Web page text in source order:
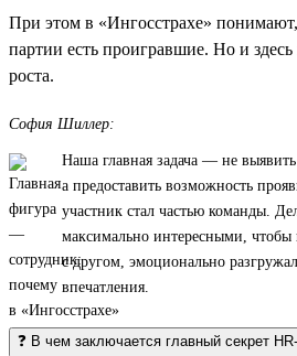
При этом в «Ингосстрахе»
партии есть проигравшие. Но и
роста.
София Шиллер:
Наша главная задача — не
а предоставить возможность
участник стал частью команды.
максимально интересными, чтобы
с другом, эмоционально
впечатления.
❓ В чем заключается главный секрет